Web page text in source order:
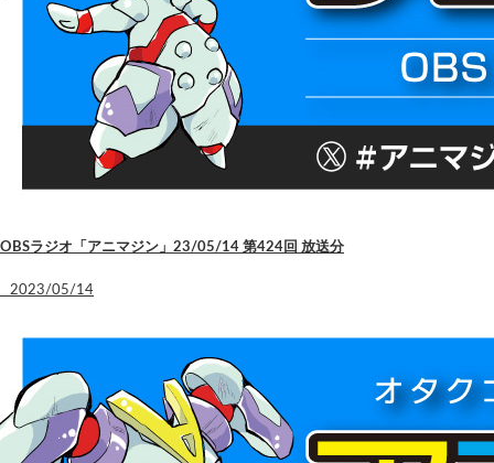
OBSラジオ「アニマジン」23/05/14 第424回 放送分
2023/05/14